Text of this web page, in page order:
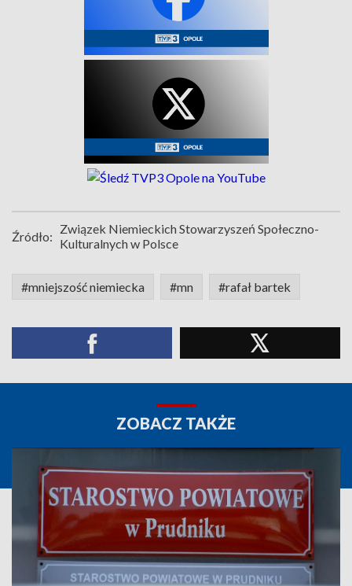
Źródło: Związek Niemieckich Stowarzyszeń Społeczno-
Kulturalnych w Polsce
#mniejszość niemiecka #mn #rafał bartek
ZOBACZ TAKŻE